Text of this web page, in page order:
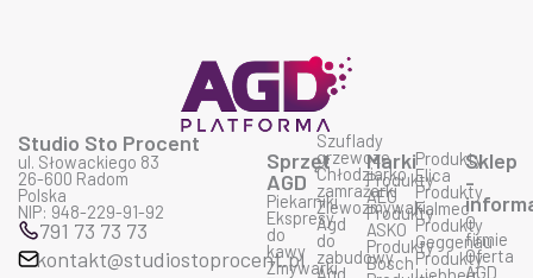
Studio Sto Procent
ul. Słowackiego 83
26-600 Radom
Polska
NIP: 948-229-91-92
791 73 73 73
kontakt@studiostoprocent.pl
Sprzęt
AGD
Piekarniki
Ekspresy
do
kawy
Zmywarki
Szuflady
grzewcze
Chłodziarko
zamrażarki
Zlewozmywaki
Agd
do
zabudowy
Agd
Marki
Produkty
AEG
Produkty
ASKO
Produkty
Bosch
Produkty
Elica
Produkty
Falmec
Produkty
Geggenau
Produkty
Sklep
-
O
firmie
Oferta
AGD